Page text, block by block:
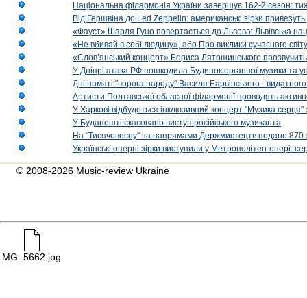
Національна філармонія України завершує 162-й сезон:
Від Гершвіна до Led Zeppelin: американські зірки
«Фауст» Шарля Гуно повертається до Львова: Львівська
«Не вбивай в собі людину», або Про виклики сучасного світу
«Слов’янський концерт» Бориса Лятошинського
У Дніпрі атака РФ пошкодила Будинок органної музики та
Дні памяті "ворога народу" Василя Барвінського -
Артисти Полтавської обласної філармонії проводять
У Харкові відбудеться інклюзивний концерт "Музика
У Будапешті скасовано виступ російського музиканта
На "Тисячовесну" за напрямами Держмистецтв подано 870
Українські оперні зірки виступили у Метрополітен-опері:
© 2008-2026 Music-review Ukraine
MG_5662.jpg